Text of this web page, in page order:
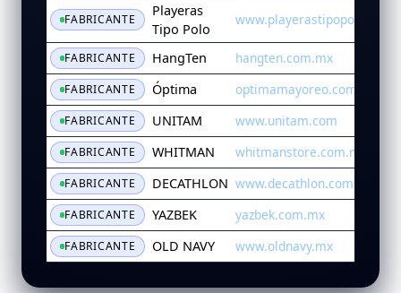
FABRICANTE
Playeras
Tipo Polo
FABRICANTE HangTen hangten.com.mx
FABRICANTE Óptima optimamayoreo.com.mx
FABRICANTE UNITAM www.unitam.com
FABRICANTE WHITMAN whitmanstore.com.mx
FABRICANTE DECATHLON www.decathlon.com.mx
FABRICANTE YAZBEK yazbek.com.mx
FABRICANTE OLD NAVY www.oldnavy.mx